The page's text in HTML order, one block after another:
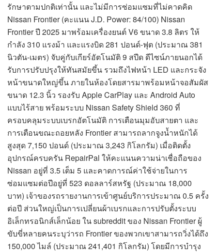
รักษาตามปกติเท่านั้น และไม่มีการซ่อมแซมที่ไม่คาดคิด
Nissan Frontier (คะแนน J.D. Power: 84/100) Nissan
Frontier ปี 2025 มาพร้อมเครื่องยนต์ V6 ขนาด 3.8 ลิตร ให้
กำลัง 310 แรงม้า และแรงบิด 281 ปอนด์-ฟุต (ประมาณ 381
นิวตัน-เมตร) จับคู่กับเกียร์อัตโนมัติ 9 สปีด ดีไซน์ภายนอกได้
รับการปรับปรุงให้ทันสมัยขึ้น รวมถึงไฟหน้า LED และกระจัง
หน้าขนาดใหญ่ขึ้น ภายในห้องโดยสารมาพร้อมหน้าจอสัมผัส
ขนาด 12.3 นิ้ว รองรับ Apple CarPlay และ Android Auto
แบบไร้สาย พร้อมระบบ Nissan Safety Shield 360 ที่
ครอบคลุมระบบเบรกอัตโนมัติ การเตือนมุมอับสายตา และ
การเตือนขณะถอยหลัง Frontier สามารถลากจูงน้ำหนักได้
สูงสุด 7,150 ปอนด์ (ประมาณ 3,243 กิโลกรัม) เมื่อติดตั้ง
อุปกรณ์ครบครัน RepairPal ให้คะแนนความน่าเชื่อถือของ
Nissan อยู่ที่ 3.5 เต็ม 5 และคาดการณ์ค่าใช้จ่ายในการ
ซ่อมแซมต่อปีอยู่ที่ 523 ดอลลาร์สหรัฐ (ประมาณ 18,000
บาท) เจ้าของรถรายงานการเข้าศูนย์บริการประมาณ 0.5 ครั้ง
ต่อปี ส่วนใหญ่เป็นการเปลี่ยนผ้าเบรกและการปรับตั้งระบบ
อิเล็กทรอนิกส์เล็กน้อย ใน subreddit ของ Nissan Frontier ผู้
ขับขี่หลายคนระบุว่ารถ Frontier ของพวกเขาสามารถวิ่งได้ถึง
150,000 ไมล์ (ประมาณ 241,401 กิโลกรัม) โดยมีการบำรุง